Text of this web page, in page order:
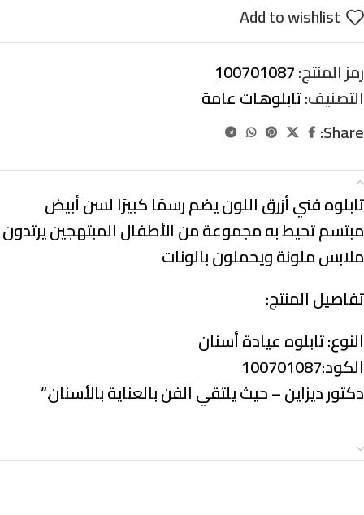
Add to wishlist
رمز المنتج:100701087
التصنيف:تابلوهات عامة
Share:
تابلوه فني أزرق اللون يضم رسمًا كبيرًا لسن أبيض
مبتسم تحيط به مجموعة من الأطفال المبتهجين يرتدون
ملابس ملونة ويحملون بالونات
تفاصيل المنتج:
النوع:تابلوه عيادة أسنان
الكود:100701087
دكتور ديزاين – حيث يلتقي الفن بالعناية بالأسنان.“